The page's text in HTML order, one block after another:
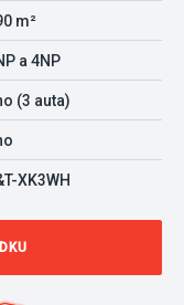
m²
a 4NP
(3 auta)
XK3WH